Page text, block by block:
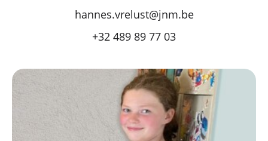
hannes.vrelust@jnm.be
+32 489 89 77 03